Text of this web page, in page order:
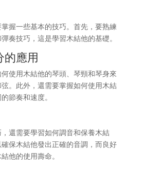
握一些基本的技巧。首先，要熟練
奏技巧，這是學習木結他的基礎。
的應用
使用木結他的琴頭、琴頸和琴身來
。此外，還需要掌握如何使用木結
節奏和速度。
還需要學習如何調音和保養木結
保木結他發出正確的音調，而良好
他的使用壽命。